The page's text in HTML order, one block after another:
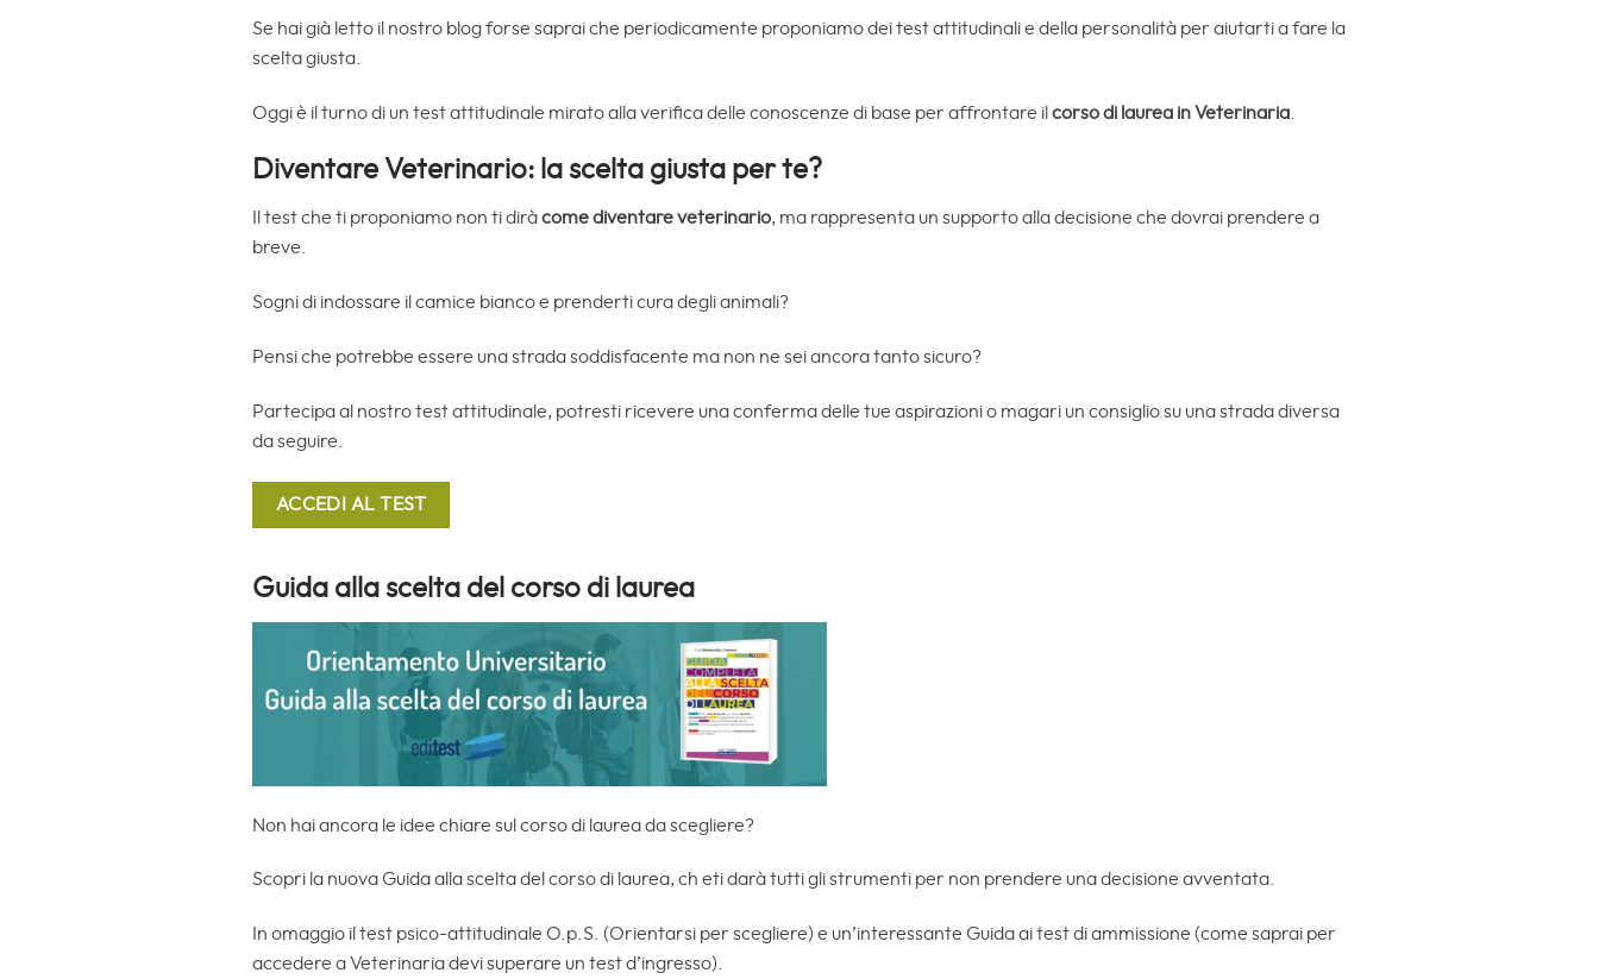
Se hai già letto il nostro blog forse saprai che periodicamente proponiamo dei test attitudinali e della personalità per aiutarti a fare la
scelta giusta.
Oggi è il turno di un test attitudinale mirato alla verifica delle conoscenze di base per affrontare il corso di laurea in Veterinaria
Diventare Veterinario: la scelta giusta per te?
Il test che ti proponiamo non ti diràcome diventare veterinario, ma rappresenta un supporto alla decisione che dovrai prendere a
breve.
Sogni di indossare il camice bianco e prenderti cura degli animali?
Pensi che potrebbe essere una strada soddisfacente ma non ne sei ancora tanto sicuro?
Partecipa al nostro test attitudinale, potresti ricevere una conferma delle tue aspirazioni o magari un consiglio su una strada diversa
da seguire.
Guida alla scelta del corso di laurea
Non hai ancora le idee chiare sul corso di laurea da scegliere?
Scopri la nuova Guida alla scelta del corso di laurea, ch eti darà tutti gli strumenti per non prendere una decisione avventata.
In omaggio il test psico-attitudinale O.p.S. (Orientarsi per scegliere) e un’interessante Guida ai test di ammissione (come saprai per
accedere a Veterinaria devi superare un test d’ingresso).